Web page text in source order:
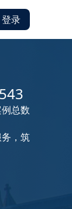
登录
543
总数
，筑